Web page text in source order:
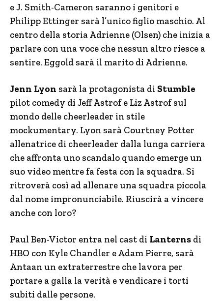
e J. Smith-Cameron saranno i genitori e
Philipp Ettinger sarà l’unico figlio maschio. Al
centro della storia Adrienne (Olsen) che inizia a
parlare con una voce che nessun altro riesce a
sentire. Eggold sarà il marito di Adrienne.
Jenn Lyon sarà la protagonista di Stumble
pilot comedy di Jeff Astrof e Liz Astrof sul
mondo delle cheerleader in stile
mockumentary. Lyon sarà Courtney Potter
allenatrice di cheerleader dalla lunga carriera
che affronta uno scandalo quando emerge un
suo video mentre fa festa con la squadra. Si
ritroverà così ad allenare una squadra piccola
dal nome impronunciabile. Riuscirà a vincere
anche con loro?
Paul Ben-Victor entra nel cast di Lanterns di
HBO con Kyle Chandler e Adam Pierre, sarà
Antaan un extraterrestre che lavora per
portare a galla la verità e vendicare i torti
subiti dalle persone.